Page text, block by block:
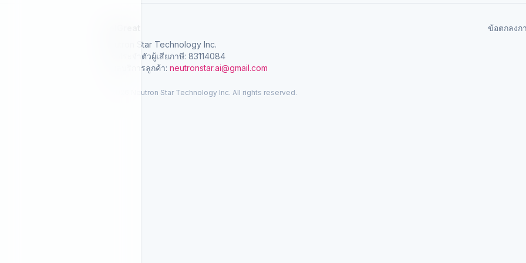
Neutron Star Technology Inc.
เลขประจำตัวผู้เสียภาษี: 83114084
อีเมลบริการลูกค้า: neutronstar.ai@gmail.com
ข้อตกลงก
© 2026 Neutron Star Technology Inc. All rights reserved.